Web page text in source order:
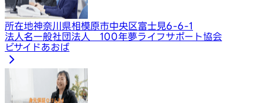
所在地神奈川県相模原市中央区富士見6-6-1
法人名一般社団法人 100年夢ライフサポート協会
ビサイドあおば